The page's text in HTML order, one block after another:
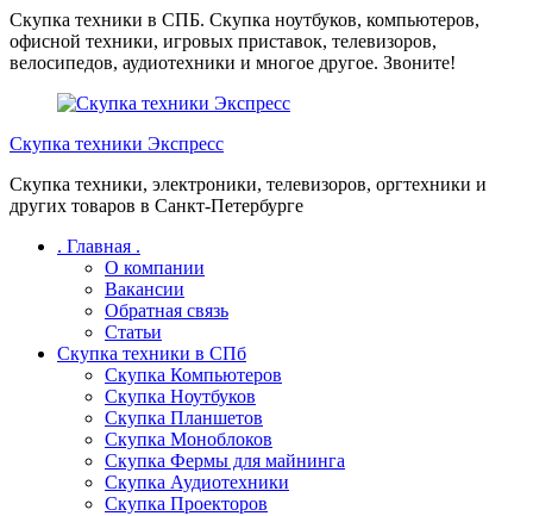
Перейти
к
содержимому
Скупка техники в СПБ. Скупка ноутбуков, компьютеров,
офисной техники, игровых приставок, телевизоров,
велосипедов, аудиотехники и многое другое. Звоните!
Скупка техники Экспресс
Скупка техники, электроники, телевизоров, оргтехники и
других товаров в Санкт-Петербурге
. Главная .
О компании
Вакансии
Обратная связь
Статьи
Скупка техники в СПб
Скупка Компьютеров
Скупка Ноутбуков
Скупка Планшетов
Скупка Моноблоков
Скупка Фермы для майнинга
Скупка Аудиотехники
Скупка Проекторов